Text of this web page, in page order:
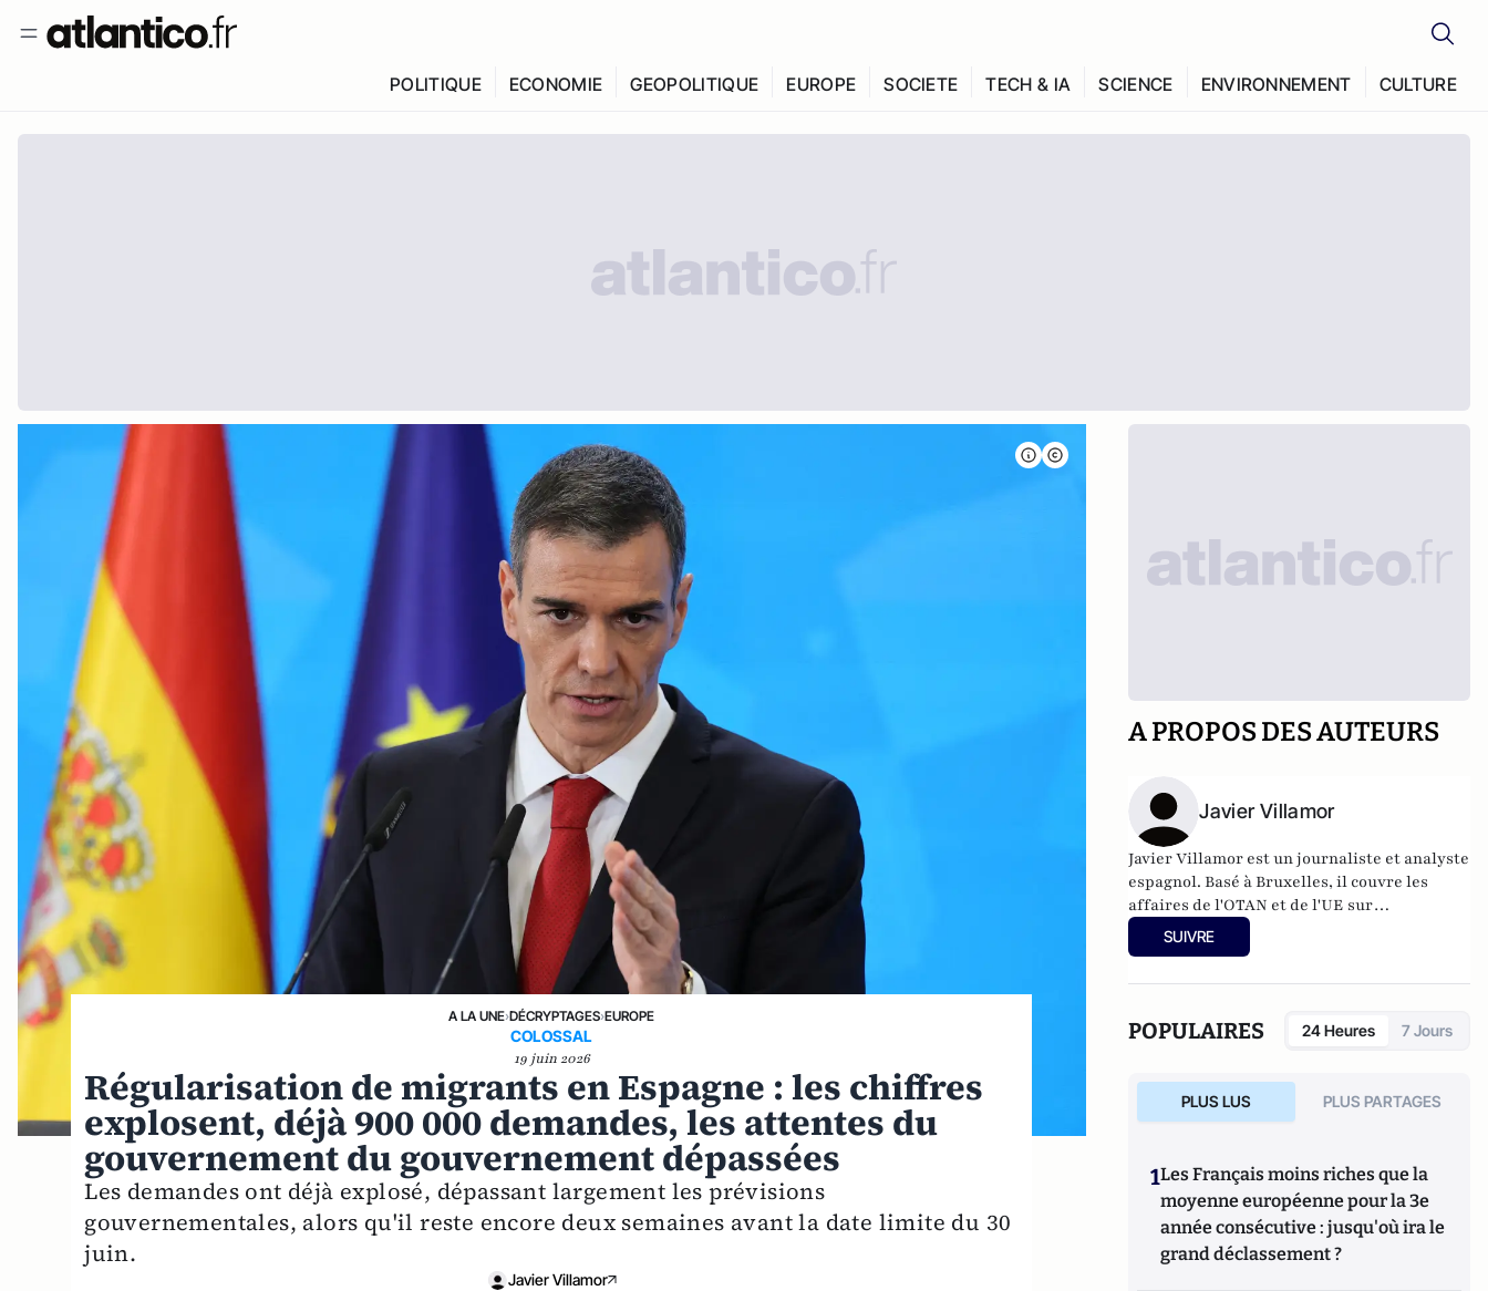
POLITIQUE ECONOMIE GEOPOLITIQUE EUROPE SOCIETE TECH & IA SCIENCE ENVIRONNEMENT CULTURE
A LA UNE›DÉCRYPTAGES›EUROPE
COLOSSAL
19 juin 2026
Régularisation de migrants en Espagne : les chiffres
explosent, déjà 900 000 demandes, les attentes du
gouvernement du gouvernement dépassées
Les demandes ont déjà explosé, dépassant largement les prévisions
gouvernementales, alors qu'il reste encore deux semaines avant la date limite du 30
juin.
Javier Villamor
A PROPOS DES AUTEURS
Javier Villamor
Javier Villamor est un journaliste et analyste
espagnol. Basé à Bruxelles, il couvre les
affaires de l'OTAN et de l'UE sur
europeanconservative.com
17 ans d'expérience dans les domaines de la
que consultant et fournit des informations
stratégiques sur les affaires mondiales et
SUIVRE
POPULAIRES 24 Heures 7 Jours
PLUS LUS PLUS PARTAGES
1Les Français moins riches que la
moyenne européenne pour la 3e
année consécutive : jusqu'où ira le
grand déclassement ?